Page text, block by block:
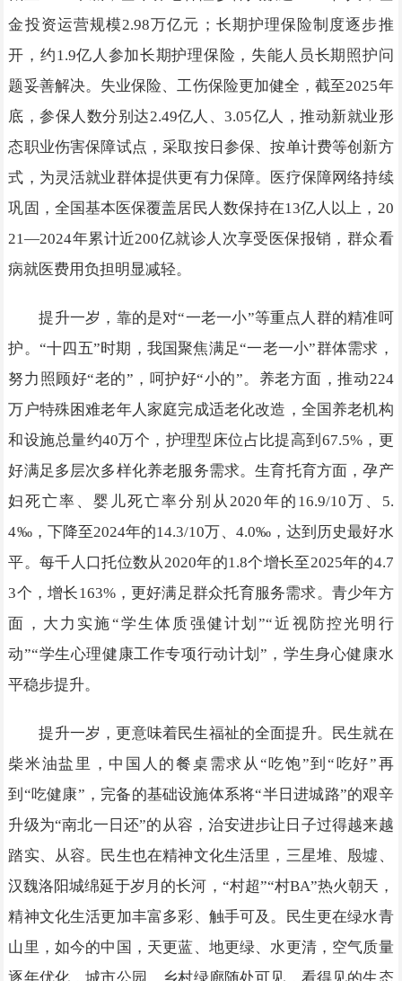
金投资运营规模2.98万亿元；长期护理保险制度逐步推
开，约1.9亿人参加长期护理保险，失能人员长期照护问
题妥善解决。失业保险、工伤保险更加健全，截至2025年
底，参保人数分别达2.49亿人、3.05亿人，推动新就业形
态职业伤害保障试点，采取按日参保、按单计费等创新方
式，为灵活就业群体提供更有力保障。医疗保障网络持续
巩固，全国基本医保覆盖居民人数保持在13亿人以上，20
21—2024年累计近200亿就诊人次享受医保报销，群众看
病就医费用负担明显减轻。
提升一岁，靠的是对“一老一小”等重点人群的精准呵
护。“十四五”时期，我国聚焦满足“一老一小”群体需求，
努力照顾好“老的”，呵护好“小的”。养老方面，推动224
万户特殊困难老年人家庭完成适老化改造，全国养老机构
和设施总量约40万个，护理型床位占比提高到67.5%，更
好满足多层次多样化养老服务需求。生育托育方面，孕产
妇死亡率、婴儿死亡率分别从2020年的16.9/10万、5.
4‰，下降至2024年的14.3/10万、4.0‰，达到历史最好水
平。每千人口托位数从2020年的1.8个增长至2025年的4.7
3个，增长163%，更好满足群众托育服务需求。青少年方
面，大力实施“学生体质强健计划”“近视防控光明行
动”“学生心理健康工作专项行动计划”，学生身心健康水
平稳步提升。
提升一岁，更意味着民生福祉的全面提升。民生就在
柴米油盐里，中国人的餐桌需求从“吃饱”到“吃好”再
到“吃健康”，完备的基础设施体系将“半日进城路”的艰辛
升级为“南北一日还”的从容，治安进步让日子过得越来越
踏实、从容。民生也在精神文化生活里，三星堆、殷墟、
汉魏洛阳城绵延于岁月的长河，“村超”“村BA”热火朝天，
精神文化生活更加丰富多彩、触手可及。民生更在绿水青
山里，如今的中国，天更蓝、地更绿、水更清，空气质量